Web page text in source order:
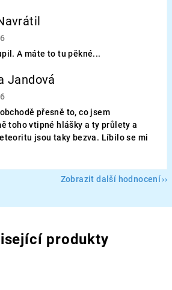
obchodu je 5 z 5 hvězdiček.
A máte to tu pěkné...
Jandová
obchodu je 5 z 5 hvězdiček.
přesně to, co jsem
toho vtipné hlášky a ty průlety a
jsou taky bezva. Líbilo se mi
Zobrazit další hodnocení
produkty